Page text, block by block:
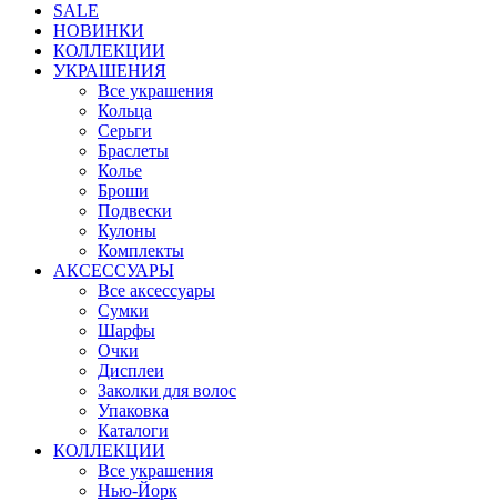
SALE
НОВИНКИ
КОЛЛЕКЦИИ
УКРАШЕНИЯ
Все украшения
Кольца
Серьги
Браслеты
Колье
Броши
Подвески
Кулоны
Комплекты
АКСЕССУАРЫ
Все аксессуары
Сумки
Шарфы
Очки
Дисплеи
Заколки для волос
Упаковка
Каталоги
КОЛЛЕКЦИИ
Все украшения
Нью-Йорк